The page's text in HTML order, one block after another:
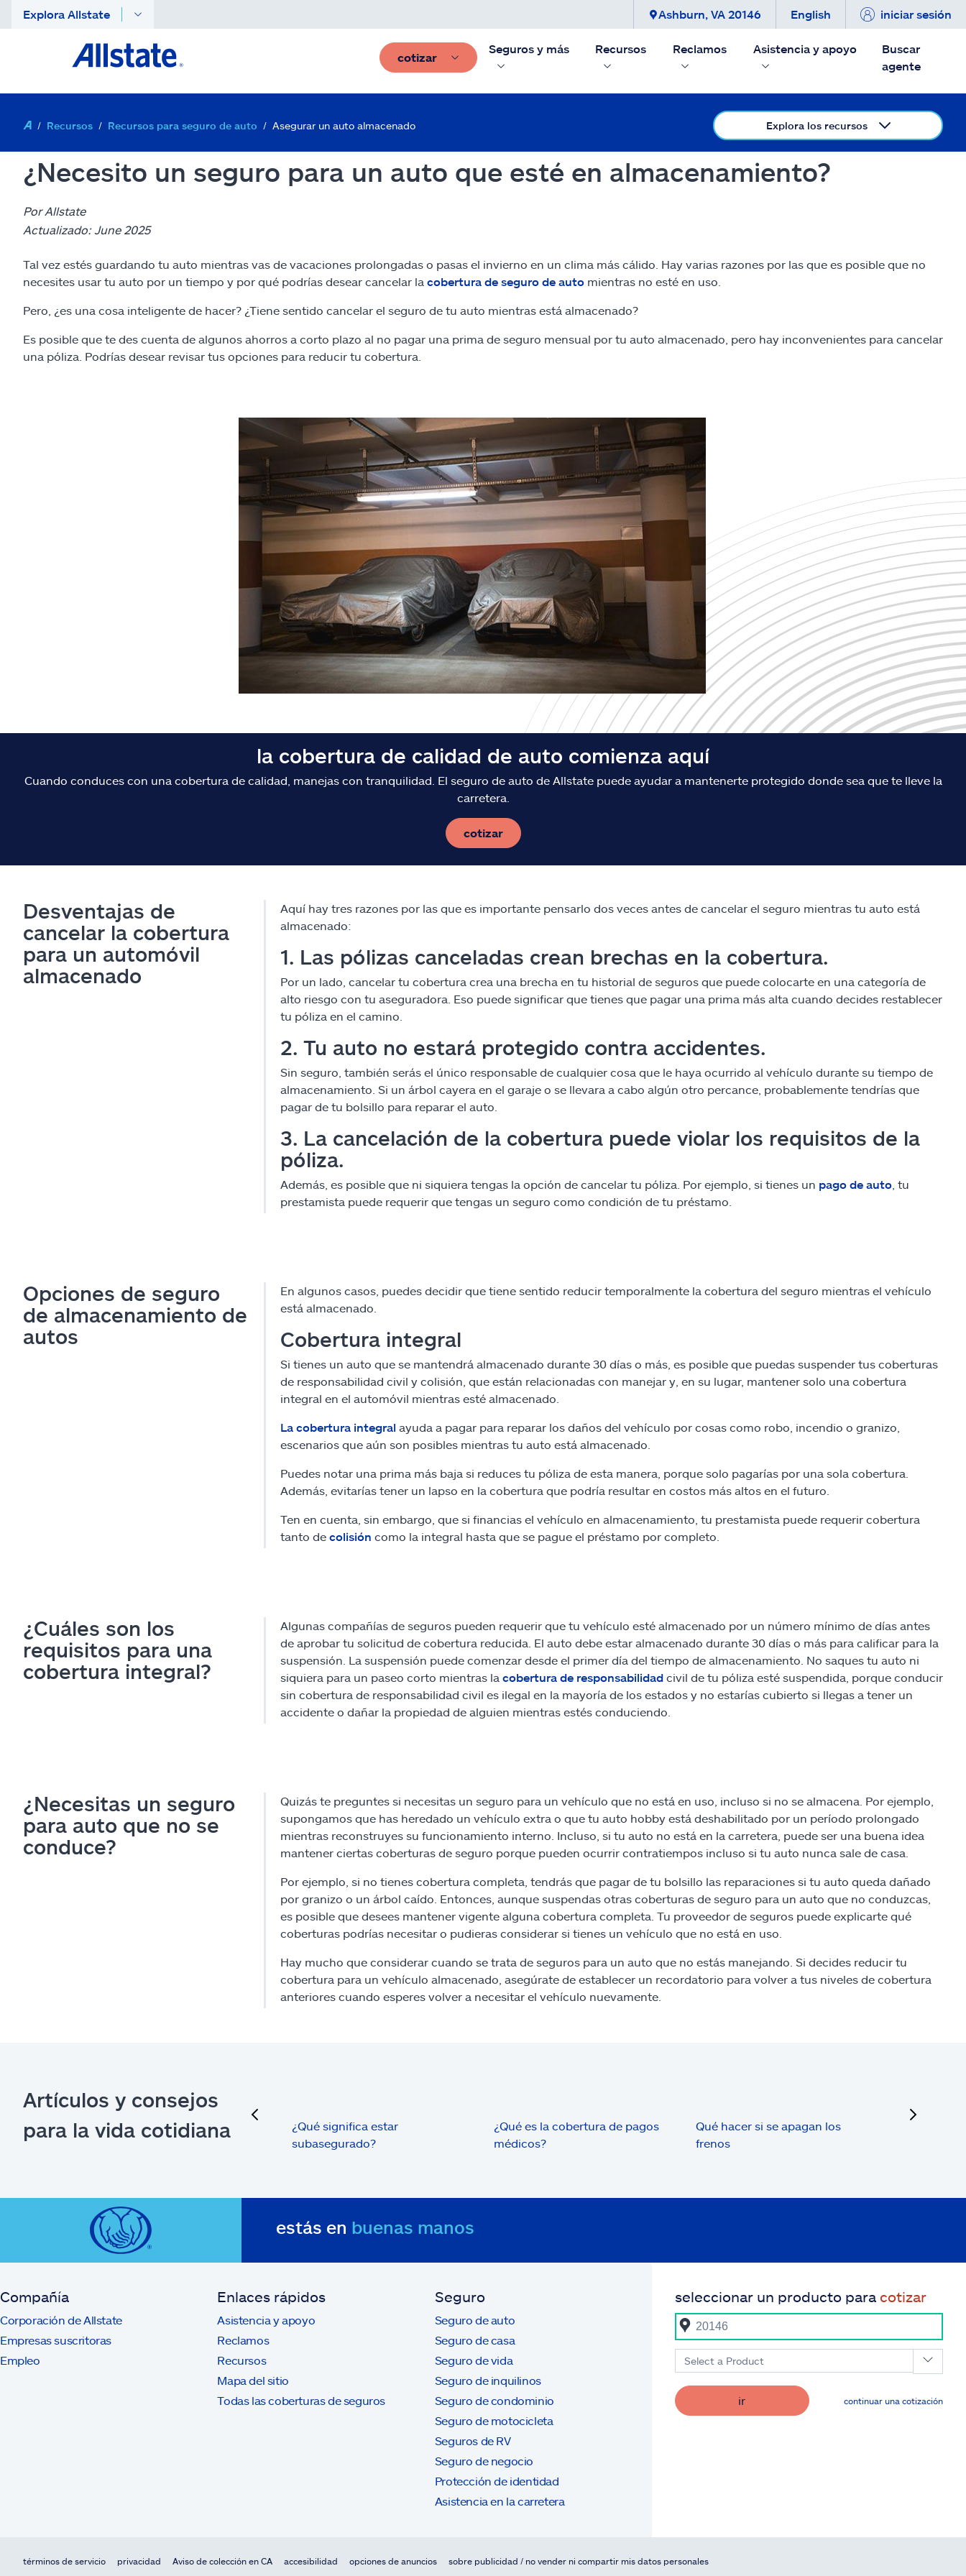
Explora Allstate Ashburn, VA 20146 English iniciar sesión
cotizar
Seguros y más Recursos Reclamos Asistencia y apoyo
Buscar
agente
Recursos Recursos para seguro de auto Asegurar un auto almacenado Explora los recursos
¿Necesito un seguro para un auto que esté en almacenamiento?
Por Allstate
Actualizado: June 2025
Tal vez estés guardando tu auto mientras vas de vacaciones prolongadas o pasas el invierno en un clima más cálido. Hay varias razones por las que es posible que no
necesites usar tu auto por un tiempo y por qué podrías desear cancelar la cobertura de seguro de auto mientras no esté en uso.
Pero, ¿es una cosa inteligente de hacer? ¿Tiene sentido cancelar el seguro de tu auto mientras está almacenado?
Es posible que te des cuenta de algunos ahorros a corto plazo al no pagar una prima de seguro mensual por tu auto almacenado, pero hay inconvenientes para cancelar
una póliza. Podrías desear revisar tus opciones para reducir tu cobertura.
la cobertura de calidad de auto comienza aquí
Cuando conduces con una cobertura de calidad, manejas con tranquilidad. El seguro de auto de Allstate puede ayudar a mantenerte protegido donde sea que te lleve la
carretera.
cotizar
Desventajas de
cancelar la cobertura
para un automóvil
almacenado
Aquí hay tres razones por las que es importante pensarlo dos veces antes de cancelar el seguro mientras tu auto está
almacenado:
1. Las pólizas canceladas crean brechas en la cobertura.
Por un lado, cancelar tu cobertura crea una brecha en tu historial de seguros que puede colocarte en una categoría de
alto riesgo con tu aseguradora. Eso puede significar que tienes que pagar una prima más alta cuando decides restablecer
tu póliza en el camino.
2. Tu auto no estará protegido contra accidentes.
Sin seguro, también serás el único responsable de cualquier cosa que le haya ocurrido al vehículo durante su tiempo de
almacenamiento. Si un árbol cayera en el garaje o se llevara a cabo algún otro percance, probablemente tendrías que
pagar de tu bolsillo para reparar el auto.
3. La cancelación de la cobertura puede violar los requisitos de la
póliza.
Además, es posible que ni siquiera tengas la opción de cancelar tu póliza. Por ejemplo, si tienes un pago de auto, tu
prestamista puede requerir que tengas un seguro como condición de tu préstamo.
Opciones de seguro
de almacenamiento de
autos
En algunos casos, puedes decidir que tiene sentido reducir temporalmente la cobertura del seguro mientras el vehículo
está almacenado.
Cobertura integral
Si tienes un auto que se mantendrá almacenado durante 30 días o más, es posible que puedas suspender tus coberturas
de responsabilidad civil y colisión, que están relacionadas con manejar y, en su lugar, mantener solo una cobertura
integral en el automóvil mientras esté almacenado.
La cobertura integral ayuda a pagar para reparar los daños del vehículo por cosas como robo, incendio o granizo,
escenarios que aún son posibles mientras tu auto está almacenado.
Puedes notar una prima más baja si reduces tu póliza de esta manera, porque solo pagarías por una sola cobertura.
Además, evitarías tener un lapso en la cobertura que podría resultar en costos más altos en el futuro.
Ten en cuenta, sin embargo, que si financias el vehículo en almacenamiento, tu prestamista puede requerir cobertura
tanto de colisión como la integral hasta que se pague el préstamo por completo.
¿Cuáles son los
requisitos para una
cobertura integral?
Algunas compañías de seguros pueden requerir que tu vehículo esté almacenado por un número mínimo de días antes
de aprobar tu solicitud de cobertura reducida. El auto debe estar almacenado durante 30 días o más para calificar para la
suspensión. La suspensión puede comenzar desde el primer día del tiempo de almacenamiento. No saques tu auto ni
siquiera para un paseo corto mientras la cobertura de responsabilidadcivil de tu póliza esté suspendida, porque conducir
sin cobertura de responsabilidad civil es ilegal en la mayoría de los estados y no estarías cubierto si llegas a tener un
accidente o dañar la propiedad de alguien mientras estés conduciendo.
¿Necesitas un seguro
para auto que no se
conduce?
Quizás te preguntes si necesitas un seguro para un vehículo que no está en uso, incluso si no se almacena. Por ejemplo,
supongamos que has heredado un vehículo extra o que tu auto hobby está deshabilitado por un período prolongado
mientras reconstruyes su funcionamiento interno. Incluso, si tu auto no está en la carretera, puede ser una buena idea
mantener ciertas coberturas de seguro porque pueden ocurrir contratiempos incluso si tu auto nunca sale de casa.
Por ejemplo, si no tienes cobertura completa, tendrás que pagar de tu bolsillo las reparaciones si tu auto queda dañado
por granizo o un árbol caído. Entonces, aunque suspendas otras coberturas de seguro para un auto que no conduzcas,
es posible que desees mantener vigente alguna cobertura completa. Tu proveedor de seguros puede explicarte qué
coberturas podrías necesitar o pudieras considerar si tienes un vehículo que no está en uso.
Hay mucho que considerar cuando se trata de seguros para un auto que no estás manejando. Si decides reducir tu
cobertura para un vehículo almacenado, asegúrate de establecer un recordatorio para volver a tus niveles de cobertura
anteriores cuando esperes volver a necesitar el vehículo nuevamente.
Artículos y consejos
para la vida cotidiana
¿Qué significa estar
subasegurado?
¿Qué es la cobertura de pagos
médicos?
Qué hacer si se apagan los
frenos
next
estás en buenas manos
Compañía
Corporación de Allstate
Empresas suscritoras
Empleo
Enlaces rápidos
Asistencia y apoyo
Reclamos
Recursos
Mapa del sitio
Todas las coberturas de seguros
Seguro
Seguro de auto
Seguro de casa
Seguro de vida
Seguro de inquilinos
Seguro de condominio
Seguro de motocicleta
Seguros de RV
Seguro de negocio
Protección de identidad
Asistencia en la carretera
seleccionar un producto para cotizar
Select a Product
ir continuar una cotización
términos de servicio privacidad Aviso de colección en CA accesibilidad opciones de anuncios sobre publicidad / no vender ni compartir mis datos personales